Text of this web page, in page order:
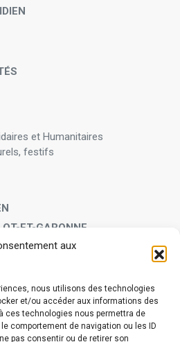
aux
nous utilisons des technologies
et/ou accéder aux informations des
ces technologies nous permettra de
comportement de navigation ou les ID
pas consentir ou de retirer son
et Humanitaires
festifs
ET-GARONNE